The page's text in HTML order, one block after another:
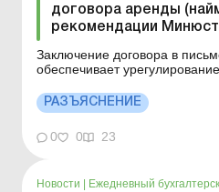
договора аренды
рекомендации
Заключение договора в
обеспечивает
арендатора от
разграничивает обязанности
ремонту и оплате
использован к...
РАЗЪЯСНЕНИЕ
0 0 23
Новости Ежедневный